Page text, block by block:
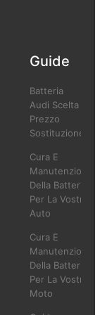
Guide
Batteria
Audi Scelta
Prezzo
Sostituzione
Cura E
Manutenzione
Della Batteria
Per La Vostra
Auto
Cura E
Manutenzione
Della Batteria
Per La Vostra
Moto